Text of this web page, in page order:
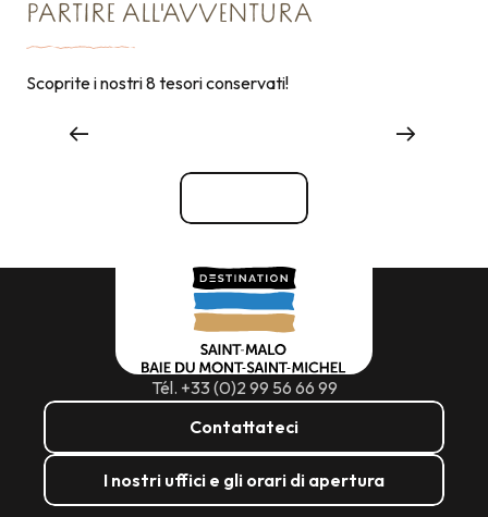
PARTIRE ALL'AVVENTURA
Scoprite i nostri 8 tesori conservati!
Tél. +33 (0)2 99 56 66 99
Contattateci
I nostri uffici e gli orari di apertura